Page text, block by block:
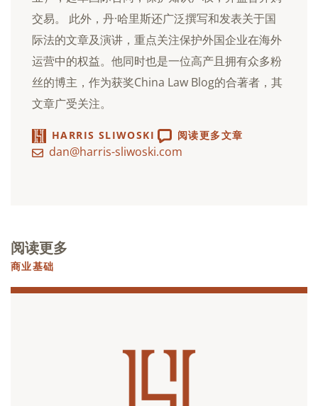
交易。 此外，丹·哈里斯还广泛撰写和发表关于国
际法的文章及演讲，重点关注保护外国企业在海外
运营中的权益。他同时也是一位高产且拥有众多粉
丝的博主，作为获奖China Law Blog的合著者，其
文章广受关注。
HARRIS SLIWOSKI 阅读更多文章
dan@harris-sliwoski.com
阅读更多
商业基础